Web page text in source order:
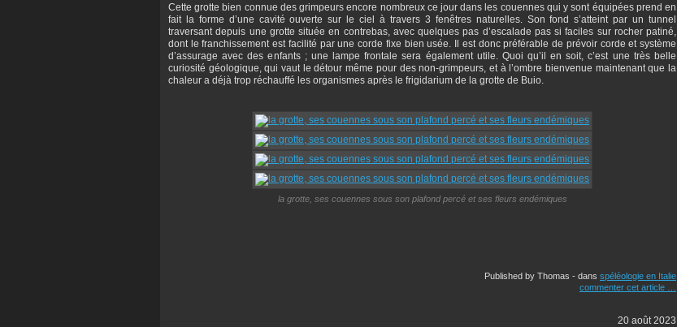
Cette grotte bien connue des grimpeurs encore nombreux ce jour dans les couennes qui y sont équipées prend en
fait la forme d’une cavité ouverte sur le ciel à travers 3 fenêtres naturelles. Son fond s’atteint par un tunnel
traversant depuis une grotte située en contrebas, avec quelques pas d’escalade pas si faciles sur rocher patiné,
dont le franchissement est facilité par une corde fixe bien usée. Il est donc préférable de prévoir corde et système
d’assurage avec des enfants ; une lampe frontale sera également utile. Quoi qu’il en soit, c’est une très belle
curiosité géologique, qui vaut le détour même pour des non-grimpeurs, et à l’ombre bienvenue maintenant que la
chaleur a déjà trop réchauffé les organismes après le frigidarium de la grotte de Buio.
la grotte, ses couennes sous son plafond percé et ses fleurs endémiques
Published by Thomas - dans spéléologie en Italie
commenter cet article
20 août 2023